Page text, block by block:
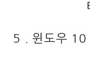
5 . 윈도우